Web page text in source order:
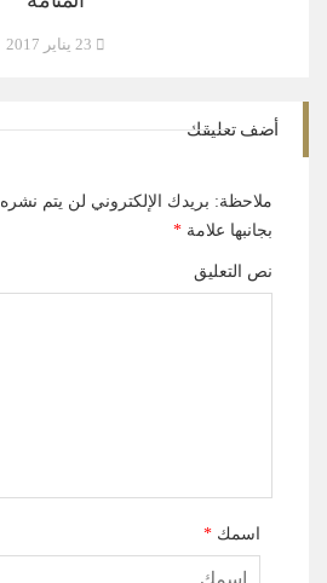
أضف تعليقك
ملاحظة: بريدك الإلكتروني لن يتم نشره.
بجانبها علامة *
نص التعليق
اسمك *